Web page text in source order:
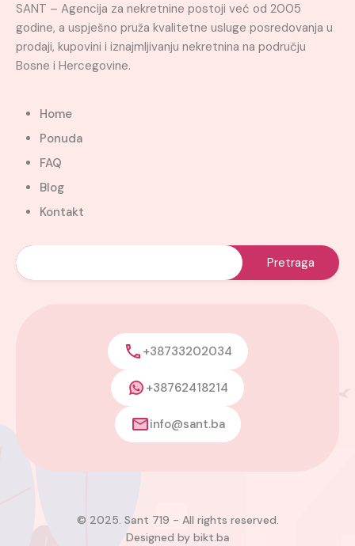
SANT – Agencija za nekretnine postoji već od 2005
godine, a uspješno pruža kvalitetne usluge posredovanja u
prodaji, kupovini i iznajmljivanju nekretnina na području
Bosne i Hercegovine.
Home
Ponuda
FAQ
Blog
Kontakt
+38733202034
+38762418214
info@sant.ba
© 2025. Sant 719 - All rights reserved.
Designed by bikt.ba